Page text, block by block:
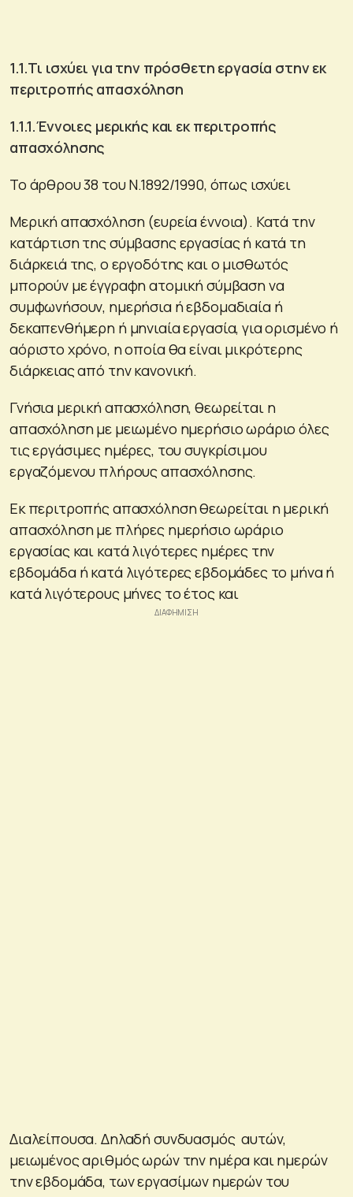
1.1.Τι ισχύει για την πρόσθετη εργασία στην εκ
περιτροπής απασχόληση
1.1.1.Έννοιες μερικής και εκ περιτροπής
απασχόλησης
Το άρθρου 38 του Ν.1892/1990, όπως ισχύει
Μερική απασχόληση (ευρεία έννοια). Κατά την
κατάρτιση της σύμβασης εργασίας ή κατά τη
διάρκειά της, ο εργοδότης και ο μισθωτός
μπορούν με έγγραφη ατομική σύμβαση να
συμφωνήσουν, ημερήσια ή εβδομαδιαία ή
δεκαπενθήμερη ή μηνιαία εργασία, για ορισμένο ή
αόριστο χρόνο, η οποία θα είναι μικρότερης
διάρκειας από την κανονική.
Γνήσια μερική απασχόληση, θεωρείται η
απασχόληση με μειωμένο ημερήσιο ωράριο όλες
τις εργάσιμες ημέρες, του συγκρίσιμου
εργαζόμενου πλήρους απασχόλησης.
Εκ περιτροπής απασχόληση θεωρείται η μερική
απασχόληση με πλήρες ημερήσιο ωράριο
εργασίας και κατά λιγότερες ημέρες την
εβδομάδα ή κατά λιγότερες εβδομάδες το μήνα ή
κατά λιγότερους μήνες το έτος και
Διαλείπουσα. Δηλαδή συνδυασμός αυτών,
μειωμένος αριθμός ωρών την ημέρα και ημερών
την εβδομάδα, των εργασίμων ημερών του